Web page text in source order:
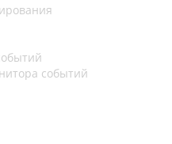
событий